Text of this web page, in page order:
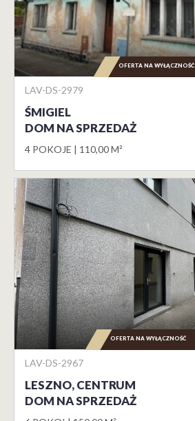
LAV-DS-2979
ŚMIGIEL
DOM NA SPRZEDAŻ
4 POKOJE 110,00 M²
OFERTA NA WYŁĄCZNOŚĆ
LAV-DS-2967
LESZNO, CENTRUM
DOM NA SPRZEDAŻ
OFERTA NA WYŁĄCZNOŚĆ